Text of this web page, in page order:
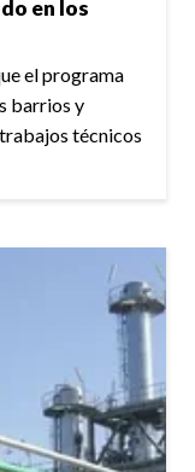
en los
el programa
barrios y
técnicos